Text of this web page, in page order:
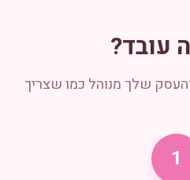
עובד?
שלך מנוהל כמו שצריך
1